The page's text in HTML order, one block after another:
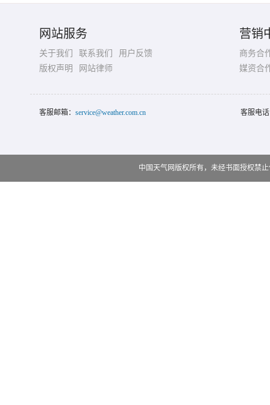
网站服务
关于我们 联系我们
用户反馈
版权声明
网站律师
营销
商务合
媒资合
客服邮箱： service@weather.com.cn 客服电
中国天气网版权所有，未经书面授权